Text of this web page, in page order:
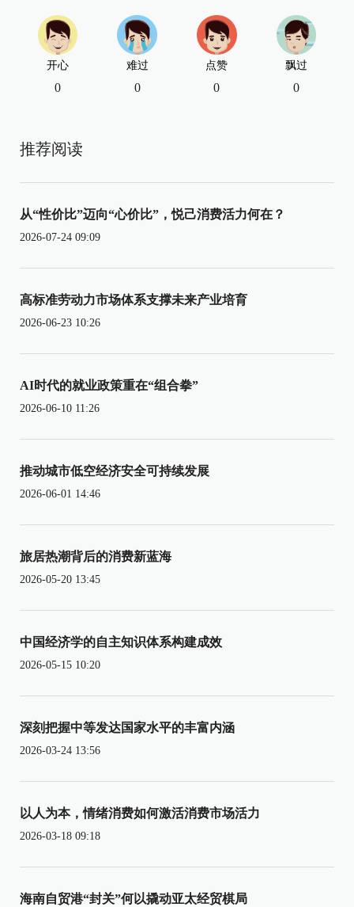
开心
0
难过
0
点赞
0
飘过
0
推荐阅读
从“性价比”迈向“心价比”，悦己消费活力何在？
2026-07-24 09:09
高标准劳动力市场体系支撑未来产业培育
2026-06-23 10:26
AI时代的就业政策重在“组合拳”
2026-06-10 11:26
推动城市低空经济安全可持续发展
2026-06-01 14:46
旅居热潮背后的消费新蓝海
2026-05-20 13:45
中国经济学的自主知识体系构建成效
2026-05-15 10:20
深刻把握中等发达国家水平的丰富内涵
2026-03-24 13:56
以人为本，情绪消费如何激活消费市场活力
2026-03-18 09:18
海南自贸港“封关”何以撬动亚太经贸棋局